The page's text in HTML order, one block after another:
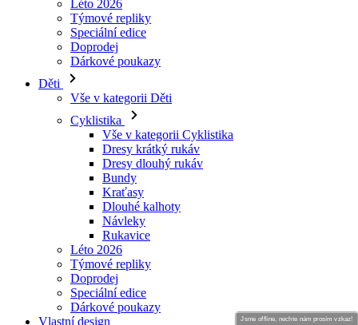
Děti
Vše v kategorii Děti
Cyklistika
Vše v kategorii Cyklistika
Dresy dlouhý rukáv
Bundy
Kraťasy
Dlouhé kalhoty
Návleky
Rukavice
Léto 2026
Týmové repliky
Doprodej
Speciální edice
Dárkové poukazy
Vlastní design
Príbehy
Informace
Obchodní podmínky
Informace o zpracovávání osobních údajůJsme offline, nechte nám prosím vzkaz!